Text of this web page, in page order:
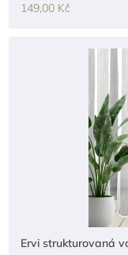
149,00 Kč
Ervi strukturovaná